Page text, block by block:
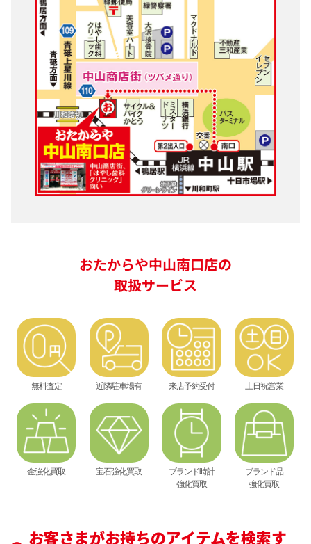
おたからや中山南口店の
取扱サービス
無料査定 近隣駐車場有 来店予約受付 土日祝営業
金強化買取 宝石強化買取
ブランド時計
強化買取
ブランド品
強化買取
お客さまがお持ちのアイテムを検索す